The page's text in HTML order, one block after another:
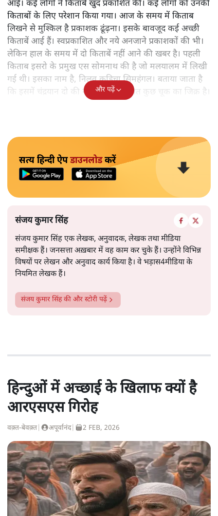
आई। कई लोगों ने किताबें खुद प्रकाशित कीं। कई लोगों को उनकी
किताबों के लिए परेशान किया गया। आज के समय में किताब
लिखने से मुश्किल है प्रकाशक ढूंढ़ना। इसके बावजूद कई अच्छी
किताबें आई हैं। स्वप्रकाशित और नये अनजाने प्रकाशकों की भी।
लेकिन हाल के समय में दो किताबें नहीं आने की खबर है। पहली
किताब इसरो के प्रमुख एस सोमनाथ की है जो मलयालम में लिखी
गई थी। इसका नाम है, निलवु कुडिचा सिमहंगल। बताया जाता है
कि इसमें चंद्रयान दो की नाकामी से संबंधित कुछ चूक का जिक्र है।
और पढ़ें
सत्य हिन्दी ऐपडाउनलोडकरें
संजय कुमार सिंह
संजय कुमार सिंह एक लेखक, अनुवादक, लेखक तथा मीडिया
समीक्षक हैं। जनसत्ता अख़बार में वह काम कर चुके हैं। उन्होंने विभिन्न
विषयों पर लेखन और अनुवाद कार्य किया है। वे भड़ास4मीडिया के
नियमित लेखक हैं।
संजय कुमार सिंहकी और स्टोरी पढ़ें
हिन्दुओं में अच्छाई के खिलाफ क्यों है
आरएसएस गिरोह
वक़्त-बेवक़्त अपूर्वानंद| 2 FEB, 2026